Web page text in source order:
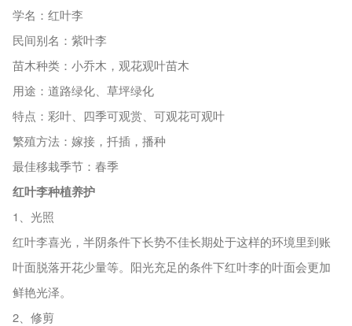
学名：红叶李
民间别名：紫叶李
苗木种类：小乔木，观花观叶苗木
用途：道路绿化、草坪绿化
特点：彩叶、四季可观赏、可观花可观叶
繁殖方法：嫁接，扦插，播种
最佳移栽季节：春季
红叶李种植养护
1、光照
红叶李喜光，半阴条件下长势不佳长期处于这样的环境里到账
叶面脱落开花少量等。阳光充足的条件下红叶李的叶面会更加
鲜艳光泽。
2、修剪